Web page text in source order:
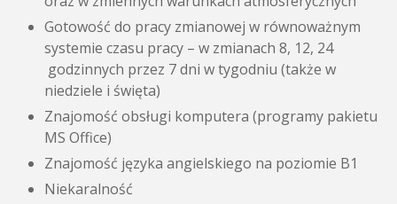
Gotowość do pracy zmianowej w równoważnym
systemie czasu pracy – w zmianach 8, 12, 24
godzinnych przez 7 dni w tygodniu (także w
niedziele i święta)
Znajomość obsługi komputera (programy pakietu
MS Office)
Znajomość języka angielskiego na poziomie B1
Niekaralność